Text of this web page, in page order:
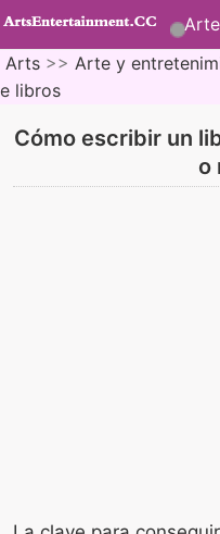
Arts >> Arte y
e libros
Cómo escribir un
o